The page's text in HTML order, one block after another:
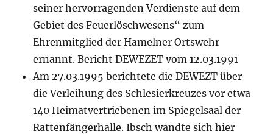
seiner hervorragenden Verdienste auf dem
Gebiet des Feuerlöschwesens“ zum
Ehrenmitglied der Hamelner Ortswehr
ernannt. Bericht DEWEZET vom 12.03.1991
Am 27.03.1995 berichtete die DEWEZT über
die Verleihung des Schlesierkreuzes vor etwa
140 Heimatvertriebenen im Spiegelsaal der
Rattenfängerhalle. Ibsch wandte sich hier